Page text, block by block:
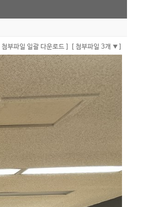
[ 첨부파일 일괄 다운로드 ] [ 첨부파일 3개